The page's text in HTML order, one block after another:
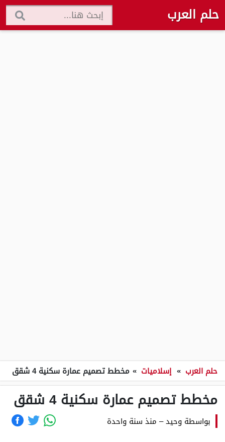
حلم العرب
حلم العرب » إسلاميات » مخطط تصميم عمارة سكنية 4 شقق
مخطط تصميم عمارة سكنية 4 شقق
بواسطة وحيد– منذ سنة واحدة